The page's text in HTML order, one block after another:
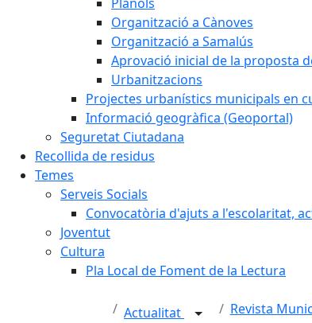
Organització a Cànoves
Organització a Samalús
Aprovació inicial de la proposta
Urbanitzacions
Projectes urbanístics municipals en
Informació geogràfica (Geoportal)
Seguretat Ciutadana
Recollida de residus
Temes
Serveis Socials
Convocatòria d'ajuts a l'escolaritat,
Joventut
Cultura
Pla Local de Foment de la Lectura
Actualitat Revista